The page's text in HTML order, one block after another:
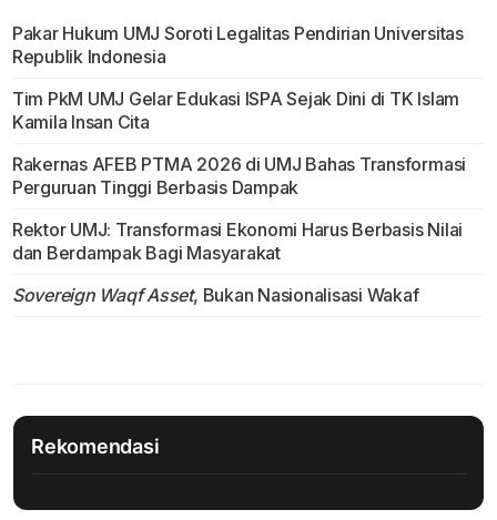
Pakar Hukum UMJ Soroti Legalitas Pendirian Universitas
Republik Indonesia
Tim PkM UMJ Gelar Edukasi ISPA Sejak Dini di TK Islam
Kamila Insan Cita
Rakernas AFEB PTMA 2026 di UMJ Bahas Transformasi
Perguruan Tinggi Berbasis Dampak
Rektor UMJ: Transformasi Ekonomi Harus Berbasis Nilai
dan Berdampak Bagi Masyarakat
Sovereign Waqf Asset, Bukan Nasionalisasi Wakaf
Rekomendasi